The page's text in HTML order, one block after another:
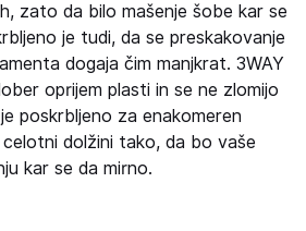
zato da bilo mašenje šobe kar se
je tudi, da se preskakovanje
dogaja čim manjkrat. 3WAY
oprijem plasti in se ne zlomijo
poskrbljeno za enakomeren
dolžini tako, da bo vaše
kar se da mirno.